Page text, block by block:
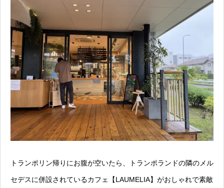
トランポリン帰りにお腹が空いたら、トランポランドの隣のメル
セデスに併設されているカフェ【LAUMELIA】がおしゃれで素敵